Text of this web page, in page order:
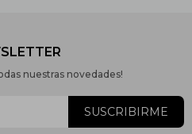
nuestras novedades!
SUSCRIBIRME